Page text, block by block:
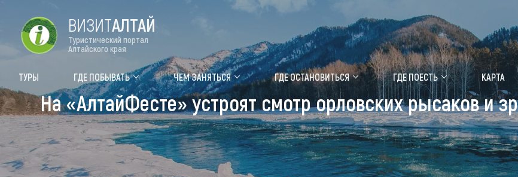
Цветение маральника Медицинский
Туры Где побывать
Объекты природы
Объекты истории и культуры
Чем заняться
Календарь событий
Аудиогид
ВИЗИТАЛТАЙ
Туристический портал
Алтайского края
ТУРЫ ГДЕ ПОБЫВАТЬ ЧЕМ ЗАНЯТЬСЯ ГДЕ ОСТАНОВИТЬСЯ ГДЕ ПОЕСТЬ КАРТА
На «АлтайФесте» устроят смотр орловских рысаков и